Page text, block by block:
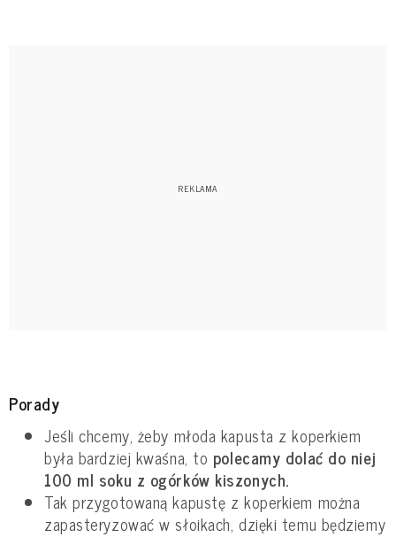
Porady
Jeśli chcemy, żeby młoda kapusta z koperkiem
była bardziej kwaśna, to polecamy dolać do niej
100 ml soku z ogórków kiszonych.
Tak przygotowaną kapustę z koperkiem można
zapasteryzować w słoikach, dzięki temu będziemy